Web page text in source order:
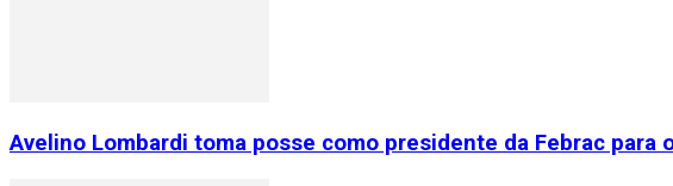
Avelino Lombardi toma posse como presidente da Febrac para